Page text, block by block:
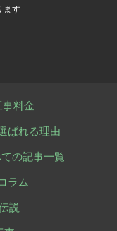
ます
事料金
ばれる理由
の記事一覧
ラム
説